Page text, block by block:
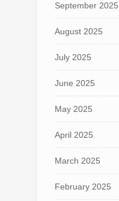
September 2025
August 2025
July 2025
June 2025
May 2025
April 2025
March 2025
February 2025